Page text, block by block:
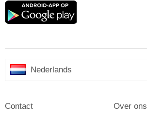
Google
Nederlands
Contact Over ons